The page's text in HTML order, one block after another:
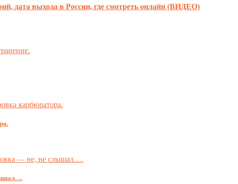
дата выхода в России, где смотреть онлайн (ВИДЕО)